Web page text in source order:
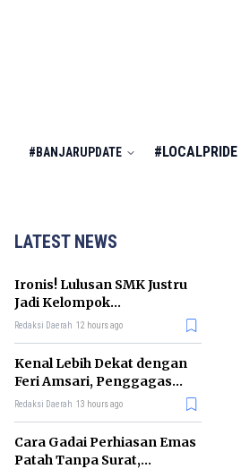
#BANJARUPDATE #LOCALPRIDE
LATEST NEWS
Ironis! Lulusan SMK Justru
Jadi Kelompok
Pengangguran Terbanyak
Redaksi Daerah 12 hours ago
Kenal Lebih Dekat dengan
Feri Amsari, Penggagas
Kabinet Bayangan
Redaksi Daerah 13 hours ago
Cara Gadai Perhiasan Emas
Patah Tanpa Surat,